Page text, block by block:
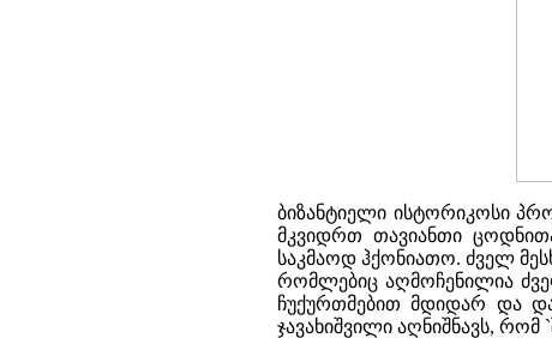
ბიზანტიელი ისტორიკოსი
მკვიდრთ თავიანთი
საკმაოდ ჰქონიათო. ძველ
რომლებიც აღმოჩენილია
ჩუქურთმებით მდიდარ და
ჯავახიშვილი აღნიშნავს,